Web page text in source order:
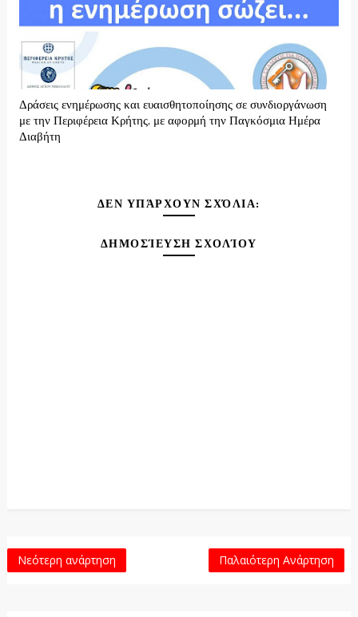
Δράσεις ενημέρωσης και ευαισθητοποίησης σε συνδιοργάνωση
με την Περιφέρεια Κρήτης, με αφορμή την Παγκόσμια Ημέρα
Διαβήτη
ΔΕΝ ΥΠΆΡΧΟΥΝ ΣΧΌΛΙΑ:
ΔΗΜΟΣΊΕΥΣΗ ΣΧΟΛΊΟΥ
Νεότερη ανάρτηση Παλαιότερη Ανάρτηση